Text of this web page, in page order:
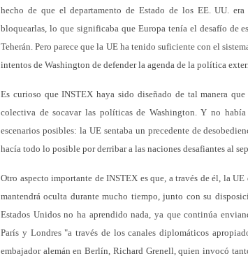
hecho de que el departamento de Estado de los EE. UU.
bloquearlas, lo que significaba que Europa tenía el desafío de
Teherán. Pero parece que la UE ha tenido suficiente con el
intentos de Washington de defender la agenda de la política
Es curioso que INSTEX haya sido diseñado de tal manera
colectiva de socavar las políticas de Washington. Y no
escenarios posibles: la UE sentaba un precedente de
hacía todo lo posible por derribar a las naciones desafiantes al
Otro aspecto importante de INSTEX es que, a través de él, la
mantendrá oculta durante mucho tiempo, junto con su
Estados Unidos no ha aprendido nada, ya que continúa
París y Londres "a través de los canales diplomáticos
embajador alemán en Berlín, Richard Grenell, quien invocó